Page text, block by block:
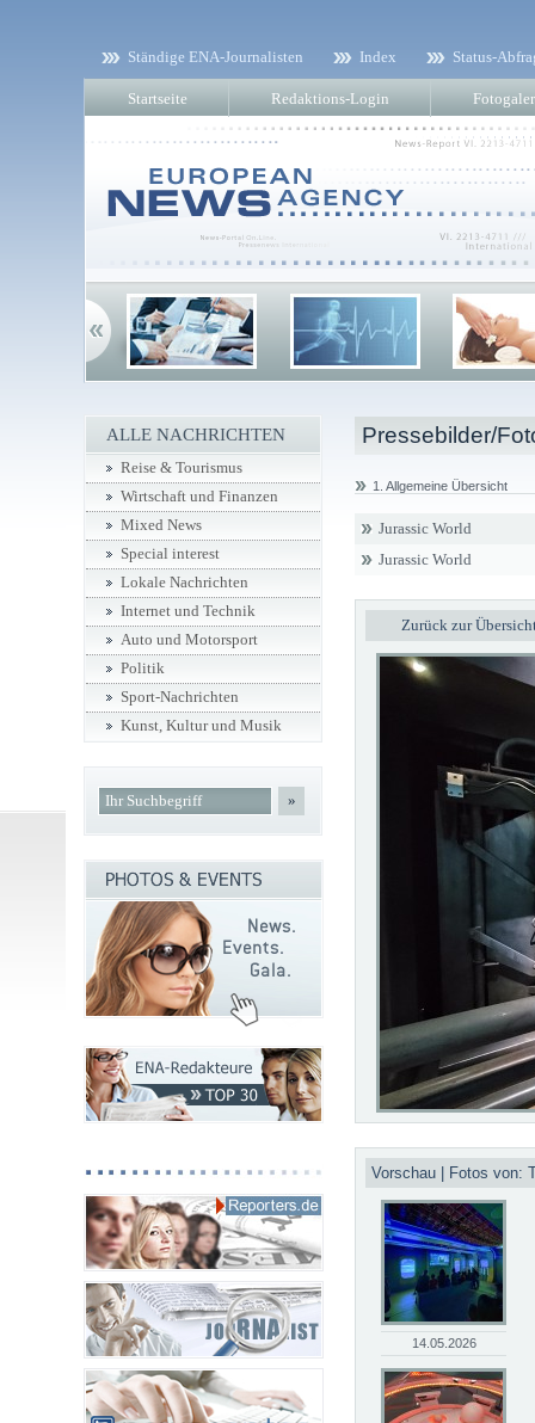
Ständige ENA-Journalisten Index Status-
Startseite Redaktions-Login
Pressebilder/
1. Allgemeine Übersicht
Jurassic World
Jurassic World
Zurück zur
Vorschau | Fotos von:
14.05.2026
ALLE NACHRICHTEN
Reise & Tourismus
Wirtschaft und Finanzen
Mixed News
Special interest
Lokale Nachrichten
Internet und Technik
Auto und Motorsport
Politik
Sport-Nachrichten
Kunst, Kultur und Musik
»